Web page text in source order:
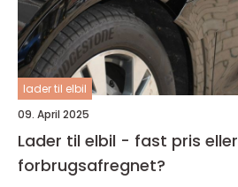
lader til elbil
09. April 2025
Lader til elbil - fast pris eller
forbrugsafregnet?